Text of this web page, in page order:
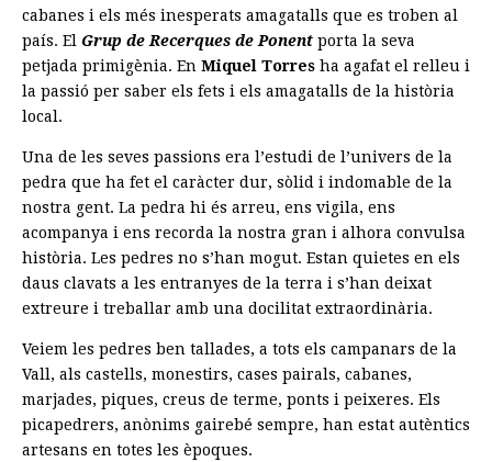
cabanes i els més inesperats amagatalls que es troben al
país. El Grup de Recerques de Ponent porta la seva
petjada primigènia. En Miquel Torres ha agafat el relleu i
la passió per saber els fets i els amagatalls de la història
local.
Una de les seves passions era l’estudi de l’univers de la
pedra que ha fet el caràcter dur, sòlid i indomable de la
nostra gent. La pedra hi és arreu, ens vigila, ens
acompanya i ens recorda la nostra gran i alhora convulsa
història. Les pedres no s’han mogut. Estan quietes en els
daus clavats a les entranyes de la terra i s’han deixat
extreure i treballar amb una docilitat extraordinària.
Veiem les pedres ben tallades, a tots els campanars de la
Vall, als castells, monestirs, cases pairals, cabanes,
marjades, piques, creus de terme, ponts i peixeres. Els
picapedrers, anònims gairebé sempre, han estat autèntics
artesans en totes les èpoques.